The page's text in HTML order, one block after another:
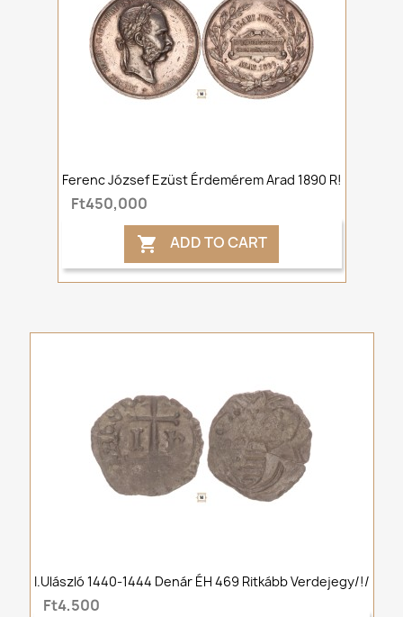
Ferenc József Ezüst Érdemérem Arad 1890 R!
Ft450,000
 ADD TO CART
I.Ulászló 1440-1444 Denár ÉH 469 Ritkább Verdejegy/!/
Ft4,500